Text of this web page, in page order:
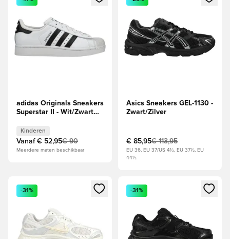
adidas Originals Sneakers
Superstar II - Wit/Zwart
Kinderen
Vanaf € 52,95€ 90
Meerdere maten beschikbaar
Asics Sneakers GEL-1130 -
Zwart/Zilver
€ 85,95€ 113,95
EU 36, EU 37/US 4½, EU 37½, EU
44½
Opent een venster om in te loggen of je aan te melden als
-31%
Opent een venster om in te
-31%